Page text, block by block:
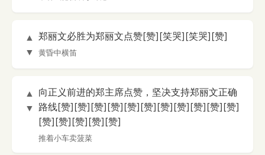
▲
▼
郑丽文必胜为郑丽文点赞[赞][笑哭][笑哭][赞]
黄昏中横笛
▲
▼
向正义前进的郑主席点赞，坚决支持郑丽文正确
路线[赞][赞][赞][赞][赞][赞][赞][赞][赞][赞][赞]
[赞][赞][赞][赞][赞]
推着小车卖菠菜